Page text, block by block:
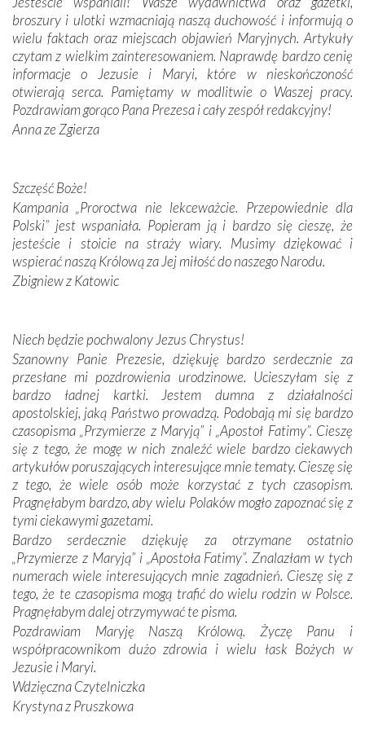
Podążyliśmy też śladami fatimskich wizjonerów – Łucji
dos Santos oraz świętych Hiacynty i Franciszka Marto.
Modliliśmy się przy ich grobach. Odprawiliśmy Drogę
Krzyżową w ich rodzinnych stronach, odwiedziliśmy
domy, w których żyli.
W miejscu objawień Matki Bożej zapaliliśmy świece
Podczas tej kilkudniowej wyprawy na każdym kroku
spotykaliśmy się z serdeczną otwartością
Portugalczyków. Podziwialiśmy ich ludową sztukę i
zwyczaje. Mimo że nasze kraje są od siebie bardzo
oddalone, w żaden sposób nie czuliśmy się obco.
Sprawiła to oczywiście sama Matka Boża, ale też
kulturowa bliskość biorąca swój początek w naszej
mieliśmy okazję przekonać się, że Maryja swoją opieką
otacza nie tylko nasz naród, lecz wszystkie nacje, które
się Jej ufnie oddają, a także każdą osobę, która zawierza
Jej siebie oraz swych bliskich.
Dzieje Portugalii to również historia wierności Bogu i
odstępstw, także w życiu władców. Trudne momenty w
wymiarze tak osobistym, jak i zbiorowym, przypominają o
konieczności ciągłego zabiegania o własną duszę i o łaskę
Opatrzności. Wierność przynosi pomyślność –
przynajmniej w życiu duchowym. Odstępstwo owocuje
nieszczęściem i śmiercią. Te uniwersalne prawdy
przychodziły na myśl, gdy słuchaliśmy opowieści
przewodników o portugalskich monarchach i wodzach,
zwycięskich bitwach i nieszczęśliwych losach grzesznych
kochanków.
Byli tym razem pośród Apostołów Fatimy reprezentanci
każdego spośród żyjących pokoleń. Najmłodszy uczestnik
liczył sobie 13 lat, zaś senior, pan Zdzisław – już 94.
Całe życie marzyłem, by tu przyjechać
broszury i ulotki wzmacniają naszą duchowość i informują o
wielu faktach oraz miejscach objawień Maryjnych. Artykuły
czytam z wielkim zainteresowaniem. Naprawdę bardzo cenię
informacje o Jezusie i Maryi, które w nieskończoność
otwierają serca. Pamiętamy w modlitwie o Waszej pracy.
Pozdrawiam gorąco Pana Prezesa i cały zespół redakcyjny!
Anna ze Zgierza
Szczęść Boże!
Kampania „Proroctwa nie lekceważcie. Przepowiednie dla
Polski” jest wspaniała. Popieram ją i bardzo się cieszę, że
jesteście i stoicie na straży wiary. Musimy dziękować i
wspierać naszą Królową za Jej miłość do naszego Narodu.
Zbigniew z Katowic
Niech będzie pochwalony Jezus Chrystus!
Szanowny Panie Prezesie, dziękuję bardzo serdecznie za
przesłane mi pozdrowienia urodzinowe. Ucieszyłam się z
bardzo ładnej kartki. Jestem dumna z działalności
apostolskiej, jaką Państwo prowadzą. Podobają mi się bardzo
czasopisma „Przymierze z Maryją” i „Apostoł Fatimy”. Cieszę
się z tego, że mogę w nich znaleźć wiele bardzo ciekawych
artykułów poruszających interesujące mnie tematy. Cieszę się
z tego, że wiele osób może korzystać z tych czasopism.
Pragnęłabym bardzo, aby wielu Polaków mogło zapoznać się z
tymi ciekawymi gazetami.
Bardzo serdecznie dziękuję za otrzymane ostatnio
„Przymierze z Maryją” i „Apostoła Fatimy”. Znalazłam w tych
numerach wiele interesujących mnie zagadnień. Cieszę się z
tego, że te czasopisma mogą trafić do wielu rodzin w Polsce.
Pragnęłabym dalej otrzymywać te pisma.
Pozdrawiam Maryję Naszą Królową. Życzę Panu i
współpracownikom dużo zdrowia i wielu łask Bożych w
Jezusie i Maryi.
Wdzięczna Czytelniczka
Krystyna z Pruszkowa